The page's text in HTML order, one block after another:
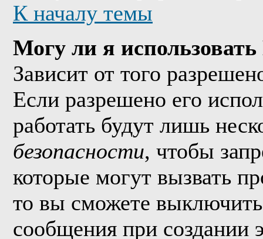
К началу темы
Могу ли я
Зависит от того
Если разрешено его
работать будут лишь
безопасности, чтобы
которые могут вызвать
то вы сможете выключить
сообщения при создании